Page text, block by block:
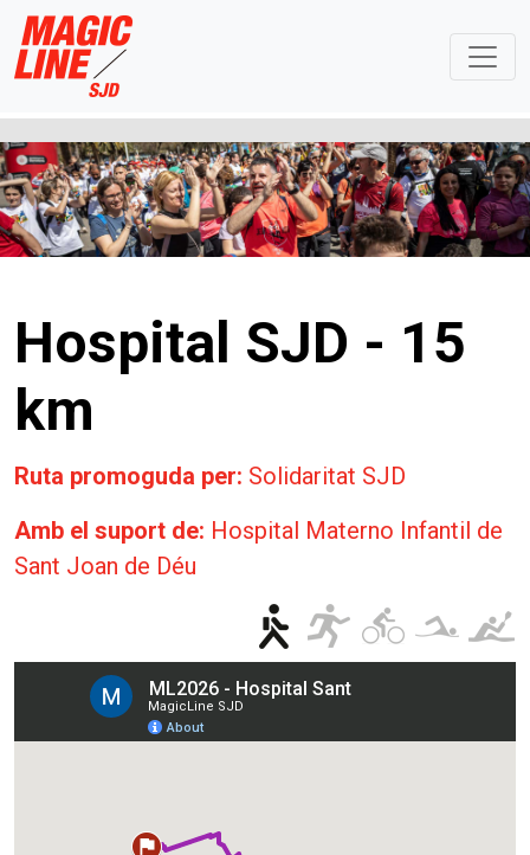
Hospital SJD - 15
km
Ruta promoguda per: Solidaritat SJD
Amb el suport de: Hospital Materno Infantil de
Sant Joan de Déu